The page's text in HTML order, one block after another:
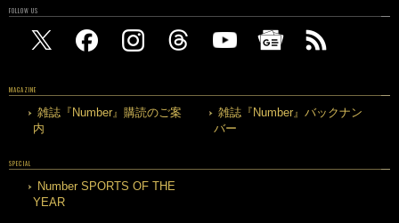
FOLLOW US
MAGAZINE
雑誌『Number』購読のご案
内
雑誌『Number』バックナン
バー
SPECIAL
Number SPORTS OF THE
YEAR